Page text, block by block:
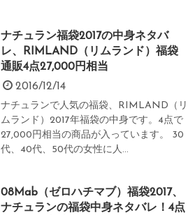
ナチュラン福袋2017の中身ネタバ
レ、RIMLAND（リムランド）福袋
通販4点27,000円相当
2016/12/14
ナチュランで人気の福袋、RIMLAND（リ
ムランド）2017年福袋の中身です。4点で
27,000円相当の商品が入っています。 30
代、40代、50代の女性に人...
08Mab（ゼロハチマブ）福袋2017、
ナチュランの福袋中身ネタバレ！4点